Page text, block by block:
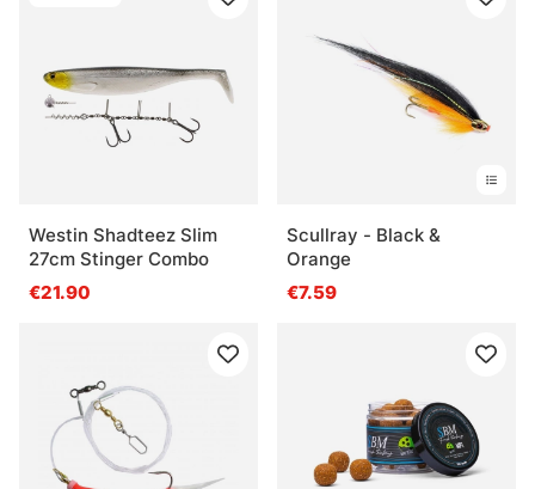
Westin Shadteez Slim
27cm Stinger Combo
€21.90
Scullray - Black &
Orange
€7.59